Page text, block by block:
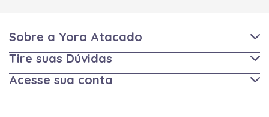
Sobre a Yora Atacado
Tire suas Dúvidas
Acesse sua conta